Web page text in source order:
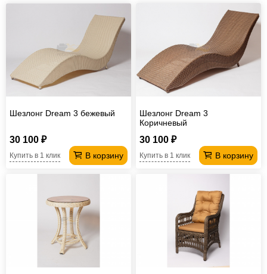
Шезлонг Dream 3 бежевый
30 100 ₽
В корзину
Купить в 1 клик
Шезлонг Dream 3
Коричневый
30 100 ₽
В корзину
Купить в 1 клик